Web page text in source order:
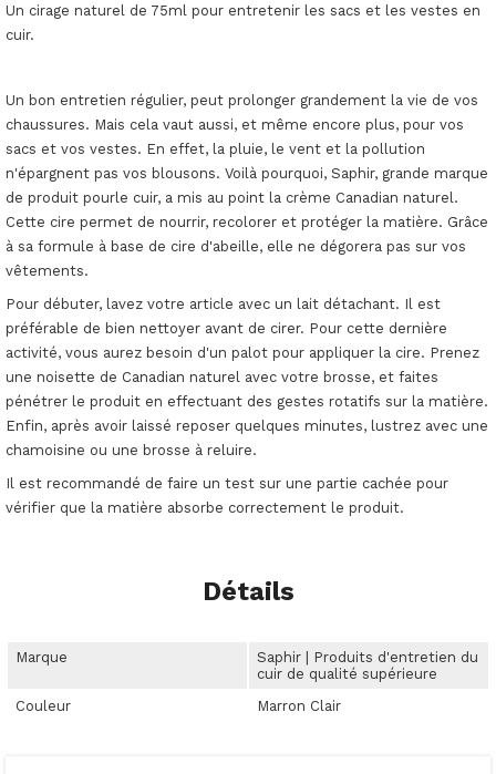
Un cirage naturel de 75ml pour entretenir les sacs et les vestes en
cuir.
Un bon entretien régulier, peut prolonger grandement la vie de vos
chaussures. Mais cela vaut aussi, et même encore plus, pour vos
sacs et vos vestes. En effet, la pluie, le vent et la pollution
n'épargnent pas vos blousons. Voilà pourquoi, Saphir, grande marque
de produit pourle cuir, a mis au point la crème Canadian naturel.
Cette cire permet de nourrir, recolorer et protéger la matière. Grâce
à sa formule à base de cire d'abeille, elle ne dégorera pas sur vos
vêtements.
Pour débuter, lavez votre article avec un lait détachant. Il est
préférable de bien nettoyer avant de cirer. Pour cette dernière
activité, vous aurez besoin d'un palot pour appliquer la cire. Prenez
une noisette de Canadian naturel avec votre brosse, et faites
pénétrer le produit en effectuant des gestes rotatifs sur la matière.
Enfin, après avoir laissé reposer quelques minutes, lustrez avec une
chamoisine ou une brosse à reluire.
Il est recommandé de faire un test sur une partie cachée pour
vérifier que la matière absorbe correctement le produit.
Détails
Marque
Saphir | Produits d'entretien du
cuir de qualité supérieure
Couleur
Marron Clair